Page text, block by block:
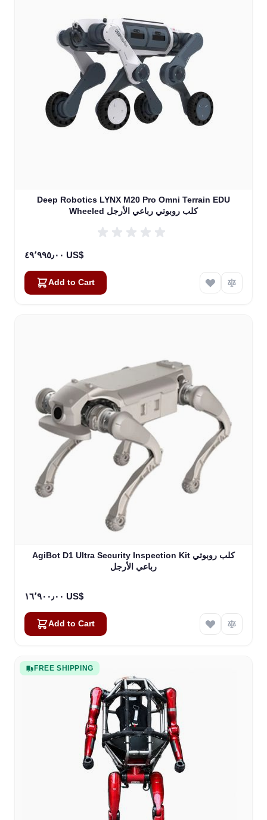
Deep Robotics LYNX M20 Pro Omni Terrain EDU
Wheeled كلب روبوتي رباعي الأرجل
٤٩٬٩٩٥٫٠٠ US$
Add to Cart
AgiBot D1 Ultra Security Inspection Kit كلب روبوتي
رباعي الأرجل
١٦٬٩٠٠٫٠٠ US$
Add to Cart
FREE SHIPPING